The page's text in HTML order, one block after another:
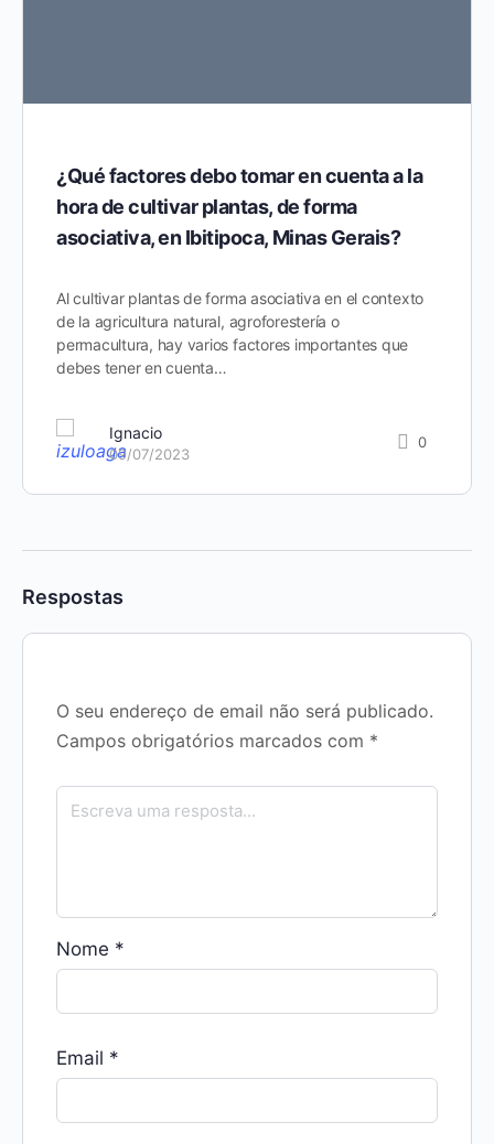
¿Qué factores debo tomar en cuenta a la
hora de cultivar plantas, de forma
asociativa, en Ibitipoca, Minas Gerais?
Al cultivar plantas de forma asociativa en el contexto
de la agricultura natural, agroforestería o
permacultura, hay varios factores importantes que
debes tener en cuenta…
Ignacio
09/07/2023
0
Respostas
O seu endereço de email não será publicado.
Campos obrigatórios marcados com *
Nome *
Email *